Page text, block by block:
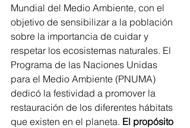
Mundial del Medio Ambiente, con el
objetivo de sensibilizar a la población
sobre la importancia de cuidar y
respetar los ecosistemas naturales. El
Programa de las Naciones Unidas
para el Medio Ambiente (PNUMA)
dedicó la festividad a promover la
restauración de los diferentes hábitats
que existen en el planeta. El propósito